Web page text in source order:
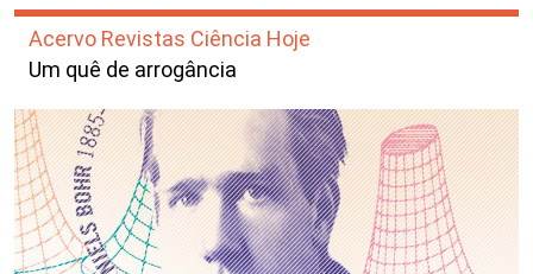
Acervo Revistas Ciência Hoje
Um quê de arrogância